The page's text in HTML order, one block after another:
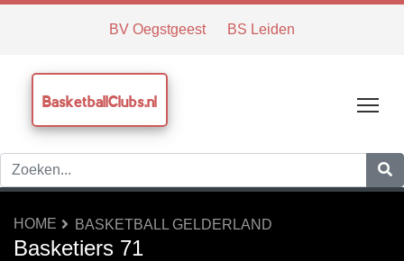
BV Oegstgeest BS Leiden
BasketballClubs.nl
HOME BASKETBALL GELDERLAND
Basketiers 71